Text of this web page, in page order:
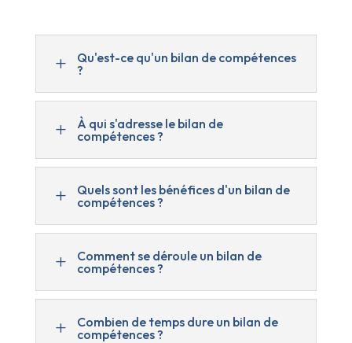
L
Qu'est-ce qu'un bilan de compétences
?
L
À qui s'adresse le bilan de
compétences ?
L
Quels sont les bénéfices d'un bilan de
compétences ?
L
Comment se déroule un bilan de
compétences ?
L
Combien de temps dure un bilan de
compétences ?